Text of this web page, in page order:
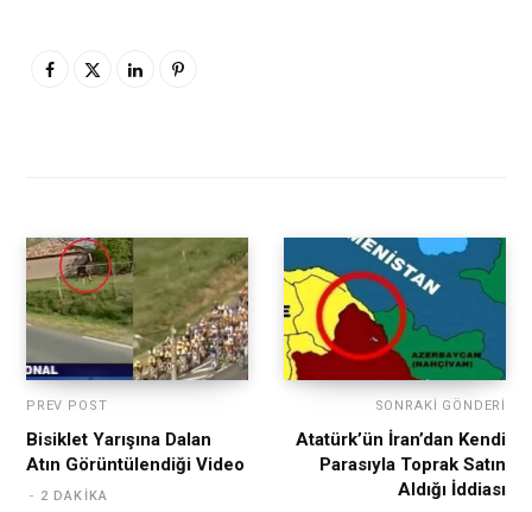
PREV POST
Bisiklet Yarışına Dalan
Atın Görüntülendiği Video
2 DAKIKA
SONRAKI GÖNDERI
Atatürk’ün İran’dan Kendi
Parasıyla Toprak Satın
Aldığı İddiası